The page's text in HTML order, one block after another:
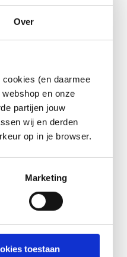
Over
(en daarmee
en onze
partijen jouw
wij en derden
op in je browser.
Marketing
toestaan